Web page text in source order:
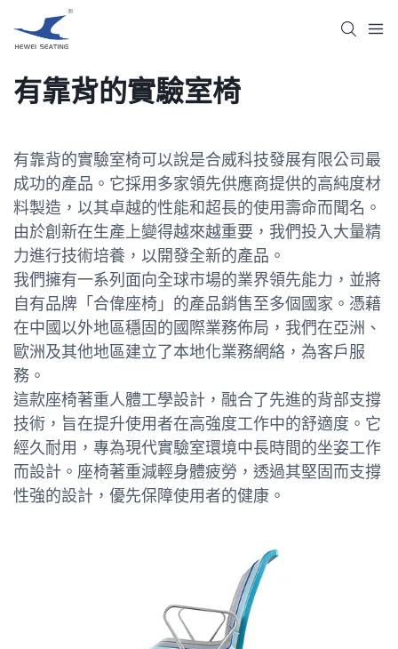
有靠背的實驗室椅
有靠背的實驗室椅可以說是合威科技發展有限公司最
成功的產品。它採用多家領先供應商提供的高純度材
料製造，以其卓越的性能和超長的使用壽命而聞名。
由於創新在生產上變得越來越重要，我們投入大量精
力進行技術培養，以開發全新的產品。
我們擁有一系列面向全球市場的業界領先能力，並將
自有品牌「合偉座椅」的產品銷售至多個國家。憑藉
在中國以外地區穩固的國際業務佈局，我們在亞洲、
歐洲及其他地區建立了本地化業務網絡，為客戶服
務。
這款座椅著重人體工學設計，融合了先進的背部支撐
技術，旨在提升使用者在高強度工作中的舒適度。它
經久耐用，專為現代實驗室環境中長時間的坐姿工作
而設計。座椅著重減輕身體疲勞，透過其堅固而支撐
性強的設計，優先保障使用者的健康。